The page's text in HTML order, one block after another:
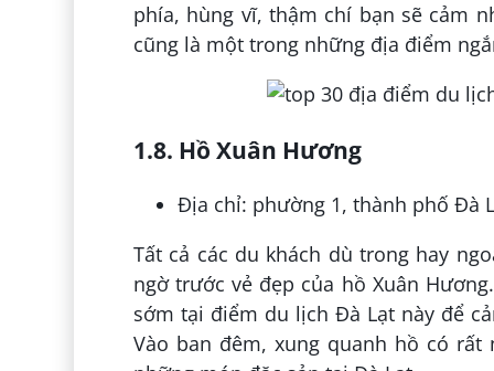
phía, hùng vĩ, thậm chí bạn sẽ cảm
cũng là một trong những địa điểm
1.8. Hồ Xuân Hương
Địa chỉ: phường 1, thành phố Đà
Tất cả các du khách dù trong hay
ngờ trước vẻ đẹp của hồ Xuân
sớm tại điểm du lịch Đà Lạt này để
Vào ban đêm, xung quanh hồ có